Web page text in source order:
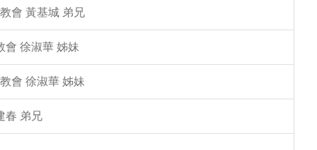
會 黃基城 弟兄
會 徐淑華 姊妹
會 徐淑華 姊妹
春 弟兄